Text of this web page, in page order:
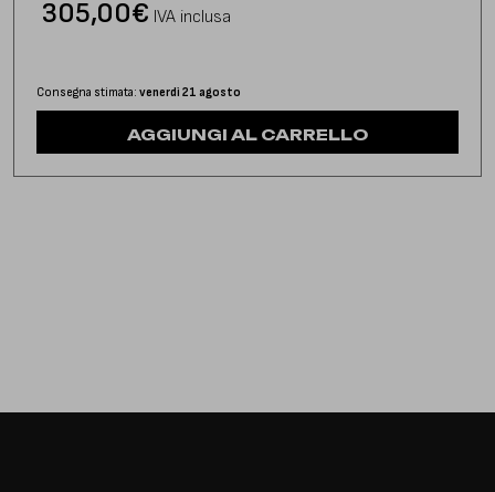
€
305,00 IVA inclusa
Consegna stimata: venerdì 21 agosto
AGGIUNGI AL CARRELLO